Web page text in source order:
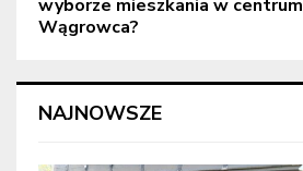
wyborze mieszkania w centrum
Wągrowca?
NAJNOWSZE